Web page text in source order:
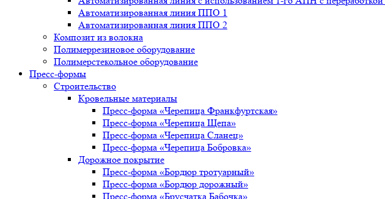
Автоматизированная линия ППО 1
Автоматизированная линия ППО 2
Композит из волокна
Полимеррезиновое оборудование
Полимерстекольное оборудование
Пресс-формы
Строительство
Кровельные материалы
Пресс-форма «Черепица Франкфуртская»
Пресс-форма «Черепица Щепа»
Пресс-форма «Черепица Сланец»
Пресс-форма «Черепица Бобровка»
Дорожное покрытие
Пресс-форма «Бордюр тротуарный»
Пресс-форма «Бордюр дорожный»
Пресс-форма «Брусчатка Бабочка»